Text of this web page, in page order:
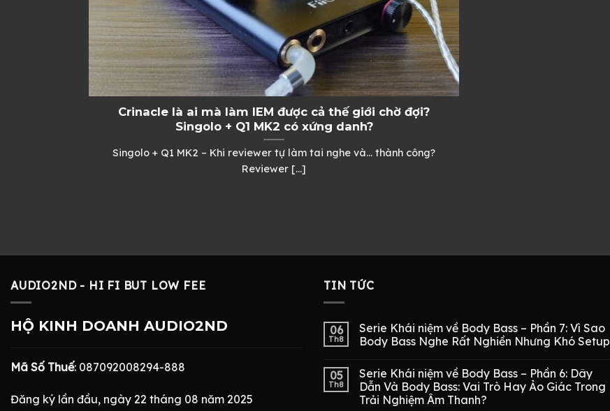
Crinacle là ai mà làm IEM được cả thế giới chờ đợi?
Singolo + Q1 MK2 có xứng danh?
Singolo + Q1 MK2 – Khi reviewer tự làm tai nghe và… thành công?
Reviewer [...]
AUDIO2ND - HI FI BUT LOW FEE
HỘ KINH DOANH AUDIO2ND
Mã Số Thuế: 087092008294-888
Đăng ký lần đầu, ngày 22 tháng 08 năm 2025
TIN TỨC
06
Th8
Serie Khái niệm về Body Bass – Phần 7: Vì Sao
Body Bass Nghe Rất Nghiền Nhưng Khó Setup
05
Th8
Serie Khái niệm về Body Bass – Phần 6: Dây
Dẫn Và Body Bass: Vai Trò Hay Ảo Giác Trong
Trải Nghiệm Âm Thanh?